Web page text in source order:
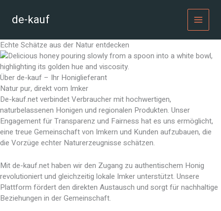
Inhalt
springende-kauf
Echte Schätze aus der Natur entdecken
Über de-kauf – Ihr Honiglieferant
Natur pur, direkt vom Imker
De-kauf.net verbindet Verbraucher mit hochwertigen,
naturbelassenen Honigen und regionalen Produkten. Unser
Engagement für Transparenz und Fairness hat es uns ermöglicht,
eine treue Gemeinschaft von Imkern und Kunden aufzubauen, die
die Vorzüge echter Naturerzeugnisse schätzen.
Mit de-kauf.net haben wir den Zugang zu authentischem Honig
revolutioniert und gleichzeitig lokale Imker unterstützt. Unsere
Plattform fördert den direkten Austausch und sorgt für nachhaltige
Beziehungen in der Gemeinschaft.